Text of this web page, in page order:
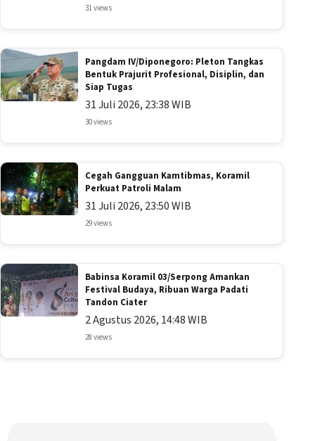
31 views
Pangdam IV/Diponegoro: Pleton Tangkas
Bentuk Prajurit Profesional, Disiplin, dan
Siap Tugas
31 Juli 2026, 23:38 WIB
30 views
Cegah Gangguan Kamtibmas, Koramil
Perkuat Patroli Malam
31 Juli 2026, 23:50 WIB
29 views
Babinsa Koramil 03/Serpong Amankan
Festival Budaya, Ribuan Warga Padati
Tandon Ciater
2 Agustus 2026, 14:48 WIB
28 views